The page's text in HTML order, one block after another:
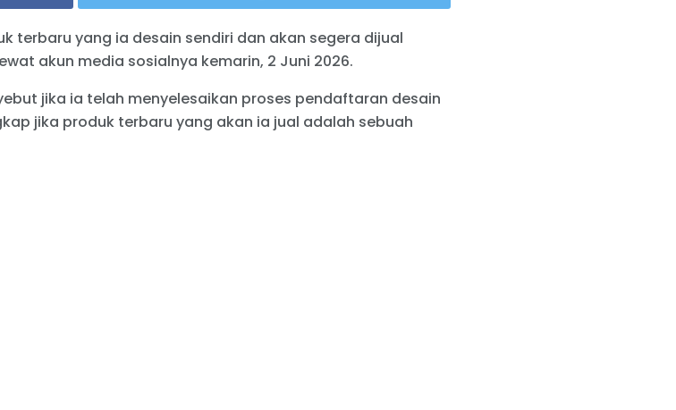
terbaru yang ia desain sendiri dan akan segera dijual
akun media sosialnya kemarin, 2 Juni 2026.
jika ia telah menyelesaikan proses pendaftaran desain
jika produk terbaru yang akan ia jual adalah sebuah